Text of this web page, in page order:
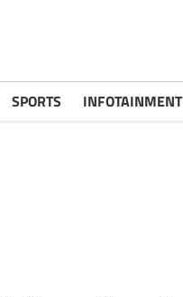
SPORTS INFOTAINMENT